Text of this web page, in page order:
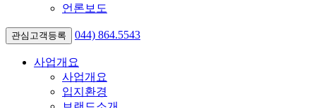
언론보도
관심고객등록 044) 864.5543
사업개요
사업개요
입지환경